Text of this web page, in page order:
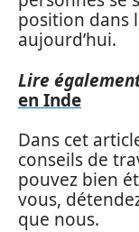
position dans
aujourd’hui.
Lire
en Inde
Dans cet
conseils de
pouvez bien
vous,
que nous.